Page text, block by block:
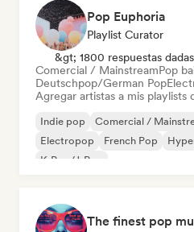
Pop Euphoria
Playlist Curator
&gt; 1800 respuestas dadas
Comercial / MainstreamPop
Deutschpop/German Pop
Agregar artistas a mis playlists
Indie pop Comercial /
Electropop
French Pop
K-Pop/J-Pop
The finest pop